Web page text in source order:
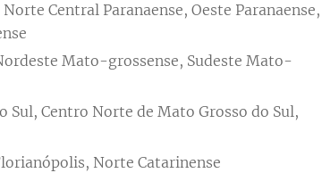
Central Paranaense, Oeste Paranaense,
Mato-grossense, Sudeste Mato-
Sul, Centro Norte de Mato Grosso do Sul,
Norte Catarinense